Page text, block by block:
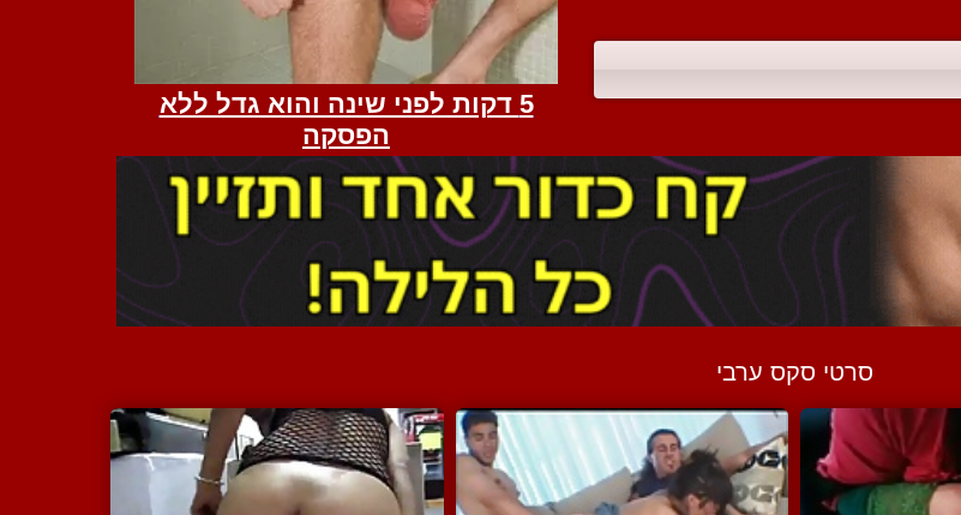
סרטי סקס ערבי